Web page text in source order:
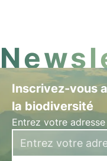
Inscrivez-vous
la biodiversité
Entrez votre